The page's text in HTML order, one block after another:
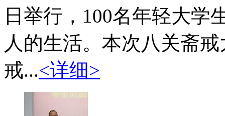
日举行，100名年轻大学
人的生活。本次八关斋
戒...<详细>